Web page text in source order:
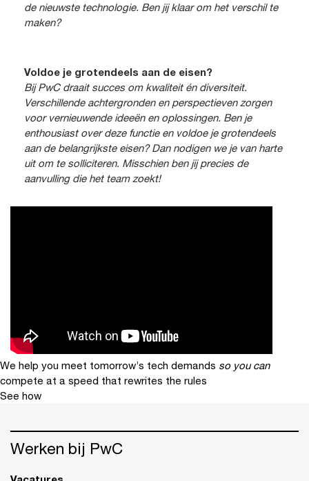
de nieuwste technologie. Ben jij klaar om het verschil te
maken?
Voldoe je grotendeels aan de eisen?
Bij PwC draait succes om kwaliteit én diversiteit.
Verschillende achtergronden en perspectieven zorgen
voor vernieuwende ideeën en oplossingen. Ben je
enthousiast over deze functie en voldoe je grotendeels
aan de belangrijkste eisen? Dan nodigen we je van harte
uit om te solliciteren. Misschien ben jij precies de
aanvulling die het team zoekt!
We help you meet tomorrow’s tech demands so you can
compete at a speed that rewrites the rules
See how
Werken bij PwC